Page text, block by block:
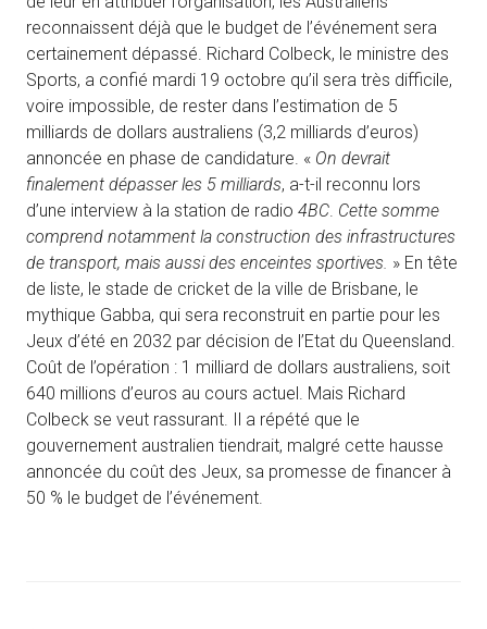
reconnaissent déjà que le budget de l’événement sera
certainement dépassé. Richard Colbeck, le ministre des
Sports, a confié mardi 19 octobre qu’il sera très difficile,
voire impossible, de rester dans l’estimation de 5
milliards de dollars australiens (3,2 milliards d’euros)
annoncée en phase de candidature. « On devrait
finalement dépasser les 5 milliards, a-t-il reconnu lors
d’une interview à la station de radio 4BC. Cette somme
comprend notamment la construction des infrastructures
de transport, mais aussi des enceintes sportives. » En tête
de liste, le stade de cricket de la ville de Brisbane, le
mythique Gabba, qui sera reconstruit en partie pour les
Jeux d’été en 2032 par décision de l’Etat du Queensland.
Coût de l’opération : 1 milliard de dollars australiens, soit
640 millions d’euros au cours actuel. Mais Richard
Colbeck se veut rassurant. Il a répété que le
gouvernement australien tiendrait, malgré cette hausse
annoncée du coût des Jeux, sa promesse de financer à
50 % le budget de l’événement.